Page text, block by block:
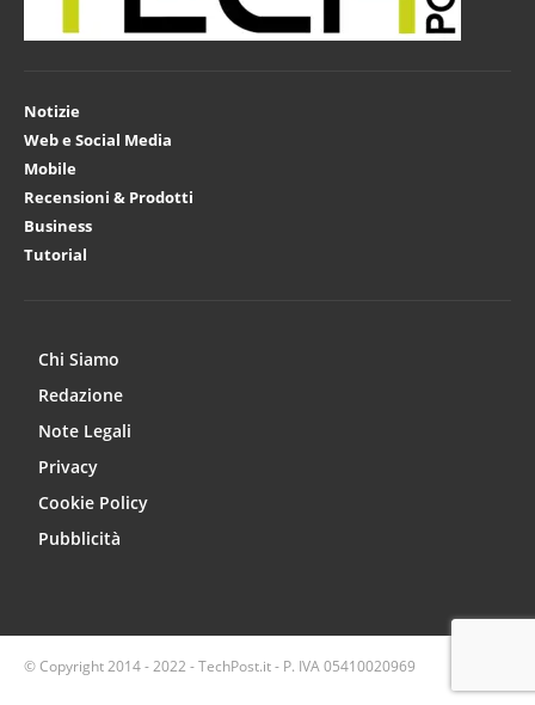
Notizie
Web e Social Media
Mobile
Recensioni & Prodotti
Business
Tutorial
Chi Siamo
Redazione
Note Legali
Privacy
Cookie Policy
Pubblicità
© Copyright 2014 - 2022 - TechPost.it - P. IVA 05410020969